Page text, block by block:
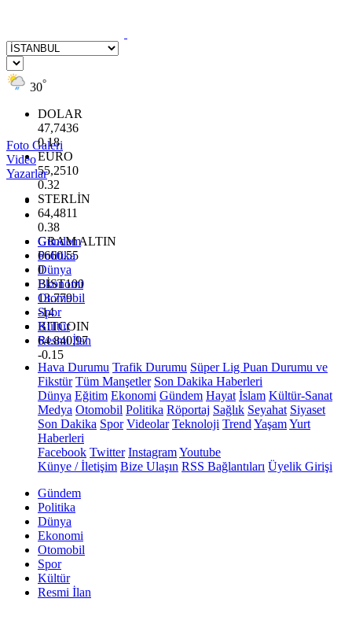
30°
DOLAR
47,7436
0.18
EURO
55,2510
0.32
STERLİN
64,4811
0.38
GRAM ALTIN
6660.55
0
BİST100
13.779
-14
BITCOIN
64.840,97
-0.15
Foto Galeri
Video
Yazarlar
Gündem
Politika
Dünya
Ekonomi
Otomobil
Spor
Kültür
Resmi İlan
Hava Durumu Trafik Durumu Süper Lig Puan Durumu ve
Fikstür Tüm Manşetler Son Dakika Haberleri
Dünya Eğitim Ekonomi Gündem Hayat İslam Kültür-Sanat
Medya Otomobil Politika Röportaj Sağlık Seyahat Siyaset
Son Dakika Spor Videolar Teknoloji Trend YaşamYurt
Haberleri
Facebook Twitter InstagramYoutube
Künye / İletişim Bize Ulaşın RSS Bağlantıları Üyelik Girişi
Gündem
Politika
Dünya
Ekonomi
Otomobil
Spor
Kültür
Resmi İlan